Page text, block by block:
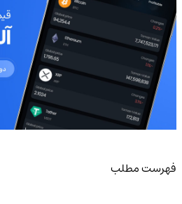
فهرست مطلب